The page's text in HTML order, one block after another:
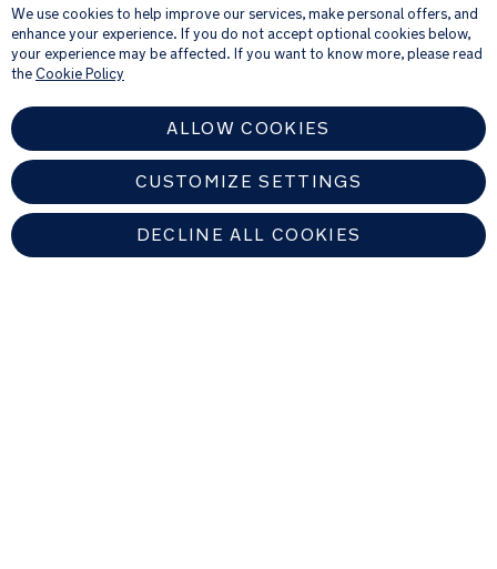
feedbackverzoeken over producten en diensten die u bij ons hebt gekocht.
Raadpleeg onze
Privacyverklaring voor meer informatie over hoe wij uw
persoonlijke gegevens verwerken
.
We use cookies to help improve our services, make personal offers, and
enhance your experience. If you do not accept optional cookies below,
your experience may be affected. If you want to know more, please read
theCookie Policy
ALLOW COOKIES
CUSTOMIZE SETTINGS
DECLINE ALL COOKIES